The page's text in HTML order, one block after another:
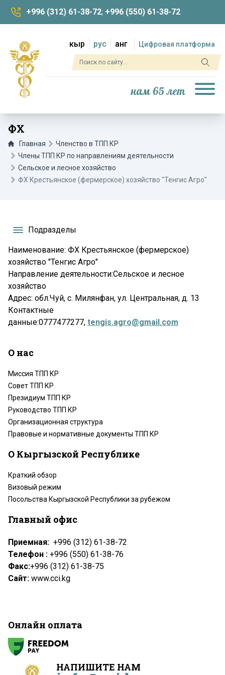
+996 (312) 61-38-72; +996 (550) 61-38-72
кыр рус анг Цифровая платформа
нам 65 лет
ФХ
Главная
Членство в ТПП КР
Члены ТПП КР по направлениям деятельности
Сельское и лесное хозяйство
ФХ Крестьянское (фермерское) хозяйство "Тенгиc Агро"
Подразделы
Наименование: ФХ Крестьянское (фермерское)
хозяйство "Тенгиc Агро"
Направление деятельности:Сельское и лесное
хозяйство
Адрес: обл.Чуй, с. Милянфан, ул. Центральная, д. 13
Контактные
данные:0777477277, tengis.agro@gmail.com
НАПИШИТЕ НАМ
О нас
Миссия ТПП КР
Совет ТПП КР
Президиум ТПП КР
Руководство ТПП КР
Организационная структура
Правовые и нормативные документы ТПП КР
О Кыргызской Республике
Краткий обзор
Визовый режим
Посольства Кыргызской Республики за рубежом
Главный офис
Приемная: +996 (312) 61-38-72
Телефон : +996 (550) 61-38-76
Факс:+996 (312) 61-38-75
Сайт: www.cci.kg
Онлайн оплата